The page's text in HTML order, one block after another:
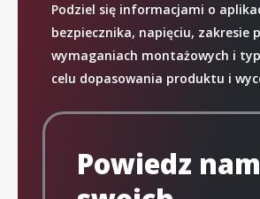
Podziel się informacjami o
bezpiecznika, napięciu, zakresie
wymaganiach montażowych i
celu dopasowania produktu i
Powiedz